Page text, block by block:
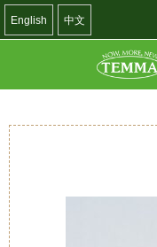
English 中文